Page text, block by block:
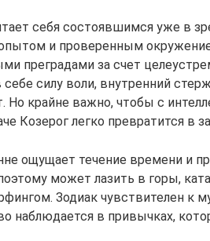
себя состоявшимся уже в
и проверенным
преградами за счет
себе силу воли, внутренний
крайне важно, чтобы с
Козерог легко превратится в
ощущает течение времени и
может лазить в горы,
Зодиак чувствителен к
наблюдается в привычках,